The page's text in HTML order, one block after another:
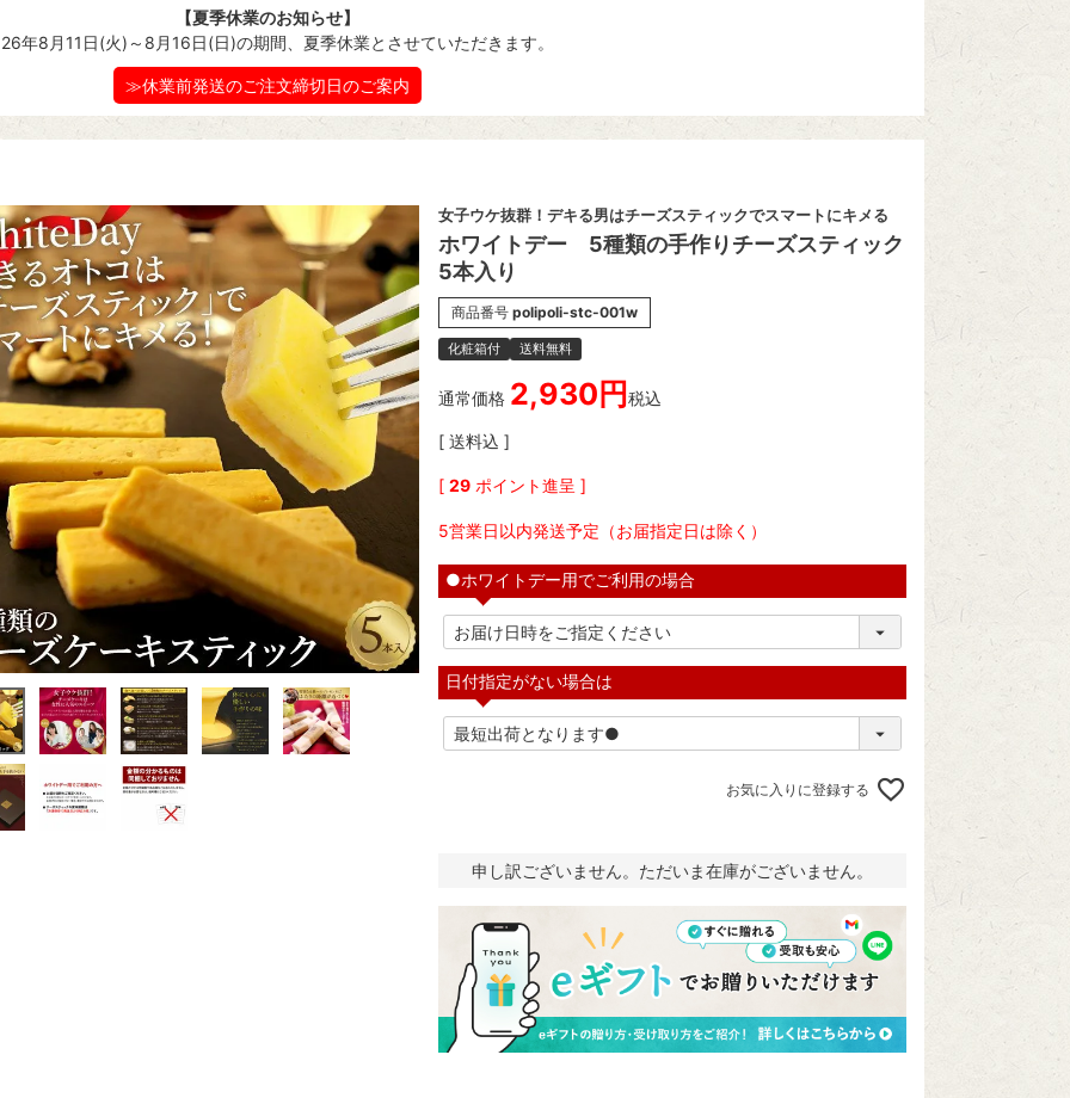
【夏季休業のお知らせ】
年8月11日(火)～8月16日(日)の期間、夏季休業とさせていただきます。
≫休業前発送のご注文締切日のご案内
女子ウケ抜群！デキる男はチーズスティックでスマートにキメる
ホワイトデー 5種類の手作りチーズスティック
5本入り
商品番号 polipoli-stc-001w
化粧箱付 送料無料
通常価格 2,930 税込
送料込
[ 29 ポイント進呈 ]
5営業日以内発送予定（お届指定日は除く）
●ホワイトデー用でご利用の場合
日付指定がない場合は
お気に入りに登録する
申し訳ございません。ただいま在庫がございません。